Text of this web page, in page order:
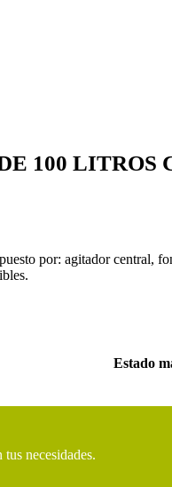
100 LITROS
por: agitador central,
Estado
necesidades.